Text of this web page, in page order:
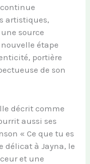
artistiques,
source
étape
portière
de son
décrit comme
aussi ses
« Ce que tu es
délicat à Jayna, le
et une